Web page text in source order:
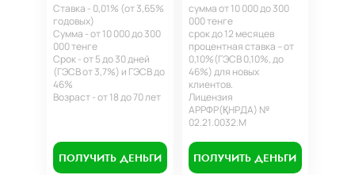
Ставка - 0,01% (от 3,65%
годовых)
Сумма - от 10 000 до 300
000 тенге
Срок - от 5 до 30 дней
(ГЭСВ от 3,7%) и ГЭСВ до
46%
Возраст - от 18 до 70 лет
ПОЛУЧИТЬ ДЕНЬГИ
сумма от 10 000 до 300
000 тенге
срок до 12 месяцев
процентная ставка – от
0,10%(ГЭСВ 0,10%, до
46%) для новых
клиентов.
Лицензия
АРРФР(ҚНРДА) №
02.21.0032.М
ПОЛУЧИТЬ ДЕНЬГИ